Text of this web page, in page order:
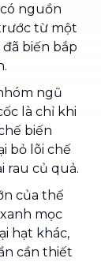
nguồn
từ một
đã biến bắp
ngũ
là chỉ khi
biến
bỏ lõi chế
rau củ quả.
của thế
mọc
hạt khác,
cần thiết